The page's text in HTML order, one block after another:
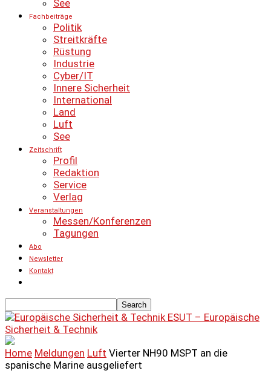
See
Fachbeiträge
Politik
Streitkräfte
Rüstung
Industrie
Cyber/IT
Innere Sicherheit
International
Land
Luft
See
Zeitschrift
Profil
Redaktion
Service
Verlag
Veranstaltungen
Messen/Konferenzen
Tagungen
Abo
Newsletter
Kontakt
ESUT – Europäische
Sicherheit & Technik
Home Meldungen Luft Vierter NH90 MSPT an die
spanische Marine ausgeliefert